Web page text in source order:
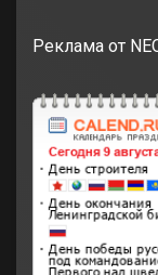
Реклама от